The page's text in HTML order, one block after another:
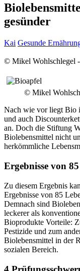
gesünder
Kai Gesunde
© Mikel Wohlschlegel
© Mikel
Nach wie vor liegt Bio
und auch
an. Doch die Stiftung
Biolebensmittel nicht
herkömmliche
Ergebnisse von
Zu diesem Ergebnis
Ergebnisse von 85
Demnach sind
leckerer als
Bioprodukte Vorteile:
Pestizide und zum
Biolebensmittel in der
sozialen Bereich.